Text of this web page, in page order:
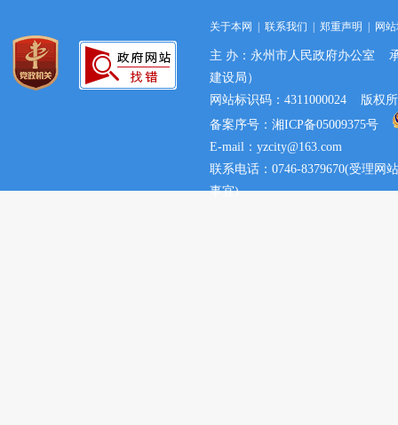
关于本网 联系我们 郑重声明 网
主 办：永州市人民政府办公室
建设局）
网站标识码：4311000024 版权
备案序号：湘ICP备05009375号
E-mail：yzcity@163.com
联系电话：0746-8379670(受理网
事宜)